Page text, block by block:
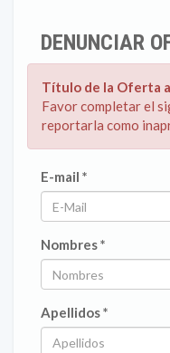
DENUNCIAR
Título de la Oferta
Favor completar el
reportarla como
E-mail *
Nombres *
Apellidos *